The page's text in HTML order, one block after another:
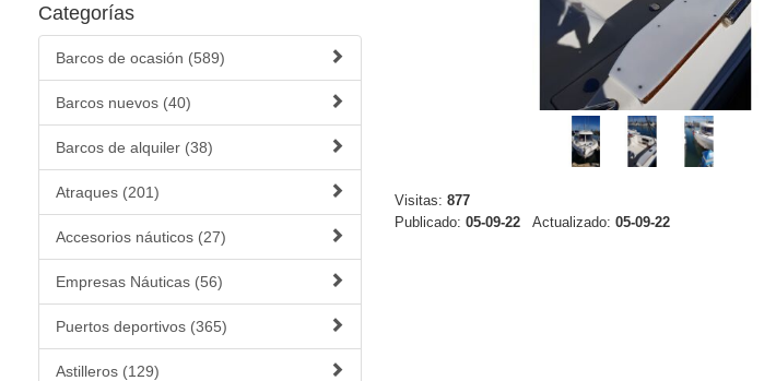
Categorías
Barcos de ocasión (589)
Barcos nuevos (40)
Barcos de alquiler (38)
Atraques (201)
Accesorios náuticos (27)
Empresas Náuticas (56)
Puertos deportivos (365)
Astilleros (129)
Visitas: 877
Publicado: 05-09-22 Actualizado: 05-09-22